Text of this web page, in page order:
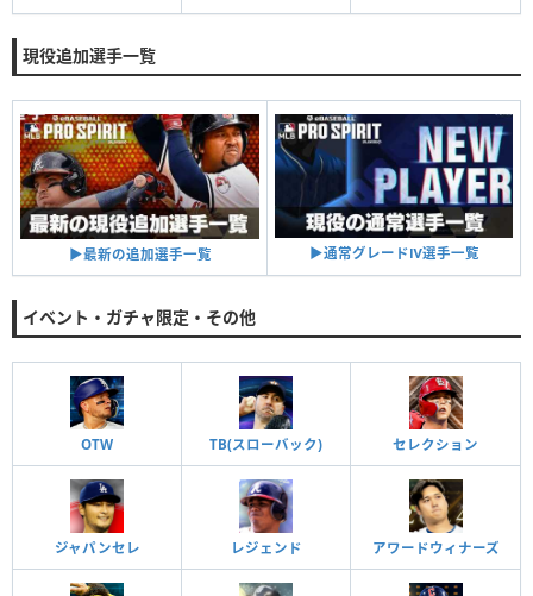
現役追加選手一覧
▶︎最新の追加選手一覧 ▶︎通常グレードⅣ選手一覧
イベント・ガチャ限定・その他
OTW TB(スローバック) セレクション
ジャパンセレ レジェンド アワードウィナーズ